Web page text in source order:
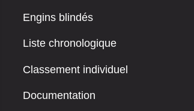
Engins blindés
Liste chronologique
Classement individuel
Documentation